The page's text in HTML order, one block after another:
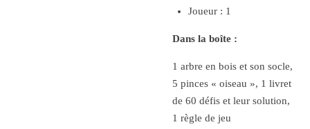
Joueur : 1
Dans la boîte :
1 arbre en bois et son socle,
5 pinces « oiseau », 1 livret
de 60 défis et leur solution,
1 règle de jeu